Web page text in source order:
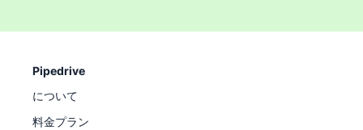
Pipedrive
について
料金プラン